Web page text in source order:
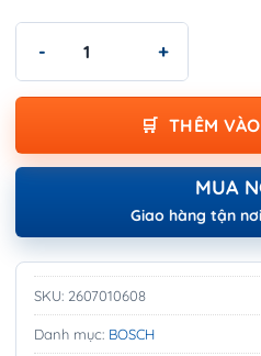
THÊM
MUA
Giao hàng tận
SKU: 2607010608
Danh mục: BOSCH